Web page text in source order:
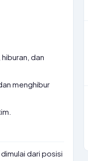
dan
menghibur
dari posisi